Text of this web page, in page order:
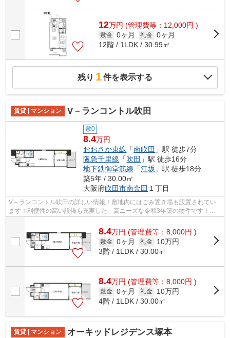
12万円 (管理費等：12,000円 )
敷金 0ヶ月 礼金 0ヶ月
12階 / 1LDK / 30.99㎡
残り 1件を表示する
賃貸 | マンション V－ランコントル吹田
敷0
8.4万円
おおさか東線 「南吹田 」駅 徒歩7分
阪急千里線 「吹田 」駅 徒歩16分
地下鉄御堂筋線 「江坂 」駅 徒歩18分
築5年 / 30.00㎡
大阪府吹田市南金田 １丁目
V－ランコントル吹田の詳しい情報！敷地内にはごみ置き場も設置されてい
ます！利便性の高い設備も充実した、高ニーズな令和3年築の物件です！通
風システムが整った、住環境の良い安心...
8.4万円 (管理費等：8,000円 )
敷金 0ヶ月 礼金
10万円
3階 / 1LDK / 30.00㎡
8.4万円 (管理費等：8,000円 )
敷金 0ヶ月 礼金
10万円
4階 / 1LDK / 30.00㎡
賃貸 | マンション オーキッドレジデンス塚本